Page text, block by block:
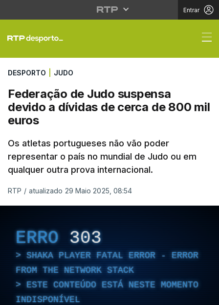
Entrar
Federação de Judo
DESPORTO JUDO
Federação de Judo suspensa
devido a dívidas de cerca de 800 mil
euros
Os atletas portugueses não vão poder
representar o país no mundial de Judo ou em
qualquer outra prova internacional.
RTP / atualizado 29 Maio 2025, 08:54
ERRO 303
SHAKA PLAYER FATAL ERROR - ERROR
FROM THE NETWORK STACK
ESTE CONTEÚDO ESTÁ NESTE MOMENTO
INDISPONÍVEL